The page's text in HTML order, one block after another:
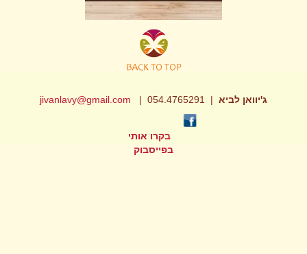
ג'יוואן לביא | 054.4765291 |
jivanlavy@gmail.com
בקרו אותי
בפייסבוק